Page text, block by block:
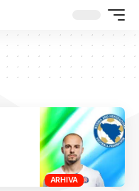
ARHIVA